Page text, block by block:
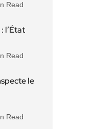
Read
l’État
Read
le
Read